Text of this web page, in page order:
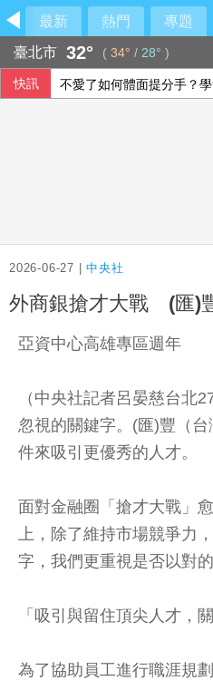
最新 熱門 專題
臺北市 32° ( 34° / 28° )
快訊 不愛了如何體面提分手？
2026-06-27 |中央社
外商銀搶才大戰 (匯)
亞資中心高雄專區週年
（中央社記者呂晏慈台北
忽視的關鍵字。(匯)豐（
件來吸引更優秀的人才。
面對金融圈「搶才大戰」
上，除了維持市場競爭力
字，我們更重視是否以對
「吸引與留住頂尖人才，
為了協助員工進行職涯規